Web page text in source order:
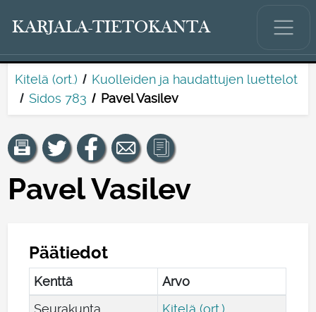
KARJALA-TIETOKANTA
Kitelä (ort.)
Kuolleiden ja haudattujen luettelot
Sidos 783
Pavel Vasilev
Pavel Vasilev
Päätiedot
Kenttä
Arvo
Seurakunta
Kitelä (ort.)